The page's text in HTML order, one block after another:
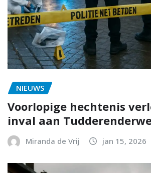
NIEUWS
Voorlopige hechtenis
inval aan
Miranda de Vrij jan 15, 2026